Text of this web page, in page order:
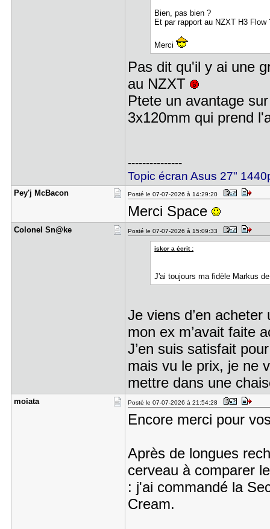
Bien, pas bien ?
Et par rapport au NZXT H3 Flow
Merci
Pas dit qu'il y ai une
au NZXT
Ptete un avantage
3x120mm qui prend
---------------
Topic écran Asus 27"
Pey'j McBa​con Posté le 07-07-2026 à 14:29:20
Merci Space
Colonel Sn​@ke Posté le 07-07-2026 à 15:09:33
iskor a écrit :
J'ai toujours ma fidèle Markus
Je viens d’en
mon ex m’avait faite
J’en suis satisfait
mais vu le prix, je ne
mettre dans une
moiata Posté le 07-07-2026 à 21:54:28
Encore merci pour
Après de longues
cerveau à comparer
: j'ai commandé la
Cream.